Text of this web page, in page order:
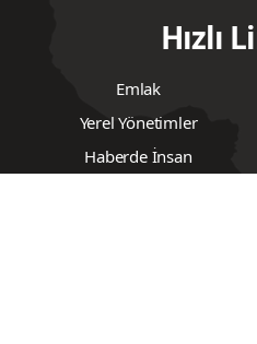
Hızlı
Emlak
Yerel Yönetimler
Haberde İnsan